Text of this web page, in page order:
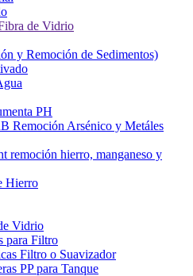
de Vidrio
y Remoción de Sedimentos)
PH
Remoción Arsénico y Metáles
remoción hierro, manganeso y
Hierro
Vidrio
para Filtro
Filtro o Suavizador
PP para Tanque